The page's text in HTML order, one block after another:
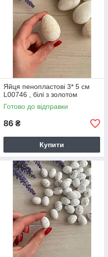
Яйця пенопластові 3* 5 см
L00746 , білі з золотом
Готово до відправки
86 ₴
Купити